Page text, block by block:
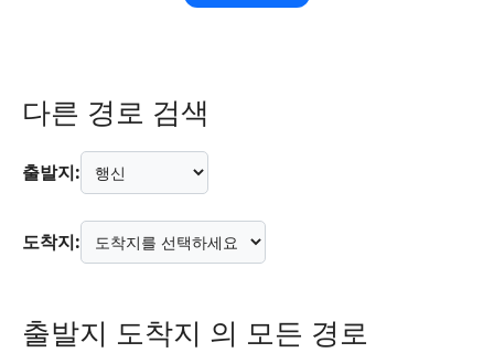
다른 경로 검색
출발지:
도착지:
출발지 도착지 의 모든 경로